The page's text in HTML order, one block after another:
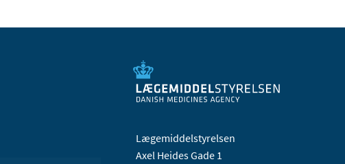
Lægemiddelstyrelsen
Axel Heides Gade 1